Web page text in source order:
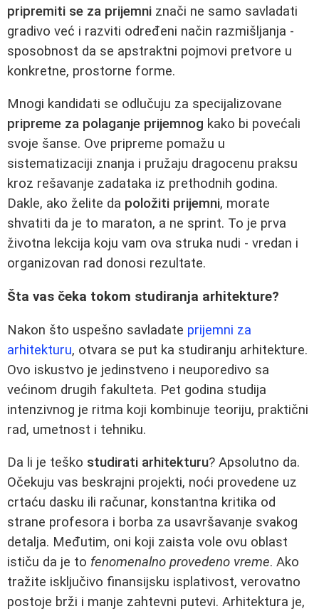
pripremiti se za prijemni znači ne samo savladati
gradivo već i razviti određeni način razmišljanja -
sposobnost da se apstraktni pojmovi pretvore u
konkretne, prostorne forme.
Mnogi kandidati se odlučuju za specijalizovane
pripreme za polaganje prijemnog kako bi povećali
svoje šanse. Ove pripreme pomažu u
sistematizaciji znanja i pružaju dragocenu praksu
kroz rešavanje zadataka iz prethodnih godina.
Dakle, ako želite da položiti prijemni, morate
shvatiti da je to maraton, a ne sprint. To je prva
životna lekcija koju vam ova struka nudi - vredan i
organizovan rad donosi rezultate.
Šta vas čeka tokom studiranja arhitekture?
Nakon što uspešno savladate prijemni za
arhitekturu, otvara se put ka studiranju arhitekture.
Ovo iskustvo je jedinstveno i neuporedivo sa
većinom drugih fakulteta. Pet godina studija
intenzivnog je ritma koji kombinuje teoriju, praktični
rad, umetnost i tehniku.
Da li je teško studirati arhitekturu? Apsolutno da.
Očekuju vas beskrajni projekti, noći provedene uz
crtaću dasku ili računar, konstantna kritika od
strane profesora i borba za usavršavanje svakog
detalja. Međutim, oni koji zaista vole ovu oblast
ističu da je to fenomenalno provedeno vreme. Ako
tražite isključivo finansijsku isplativost, verovatno
postoje brži i manje zahtevni putevi. Arhitektura je,